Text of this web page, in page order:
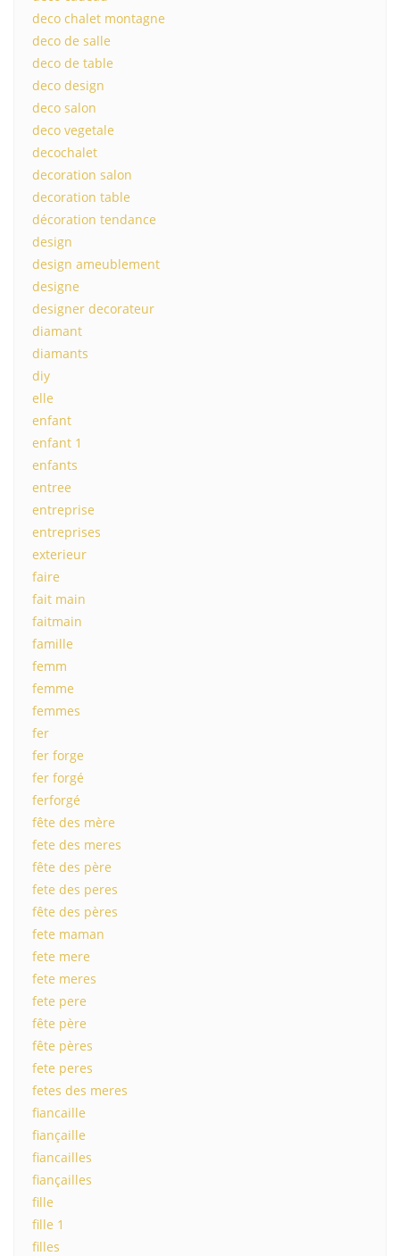
deco chalet montagne
deco de salle
deco de table
deco design
deco salon
deco vegetale
decochalet
decoration salon
decoration table
décoration tendance
design
design ameublement
designe
designer decorateur
diamant
diamants
diy
elle
enfant
enfant 1
enfants
entree
entreprise
entreprises
exterieur
faire
fait main
faitmain
famille
femm
femme
femmes
fer
fer forge
fer forgé
ferforgé
fête des mère
fete des meres
fête des père
fete des peres
fête des pères
fete maman
fete mere
fete meres
fete pere
fête père
fête pères
fete peres
fetes des meres
fiancaille
fiançaille
fiancailles
fiançailles
fille
fille 1
filles